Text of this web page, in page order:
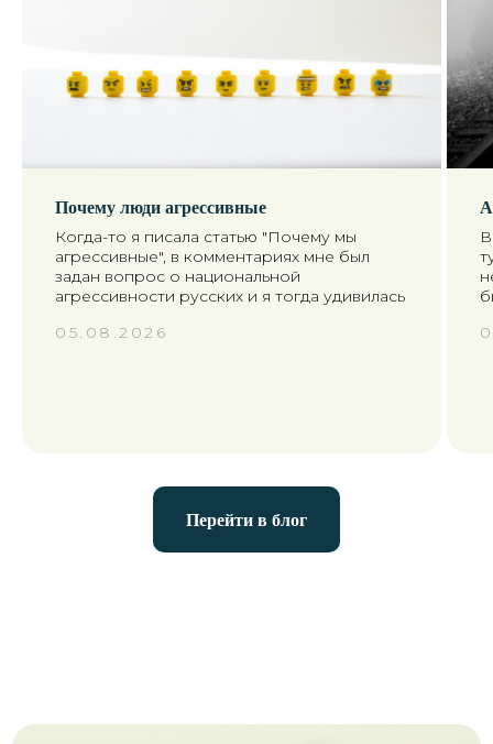
Почему люди агрессивные
Когда-то я писала статью "Почему мы
агрессивные", в комментариях мне был
задан вопрос о национальной
агрессивности русских и я тогда удивилась
05.08.2026
Перейти в блог
+7
Я согласен(а) с условиями
политики конфиденциальности
Оставить заявку
Документы